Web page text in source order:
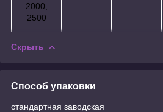
2000,
2500
Скрыть
Способ упаковки
стандартная заводская